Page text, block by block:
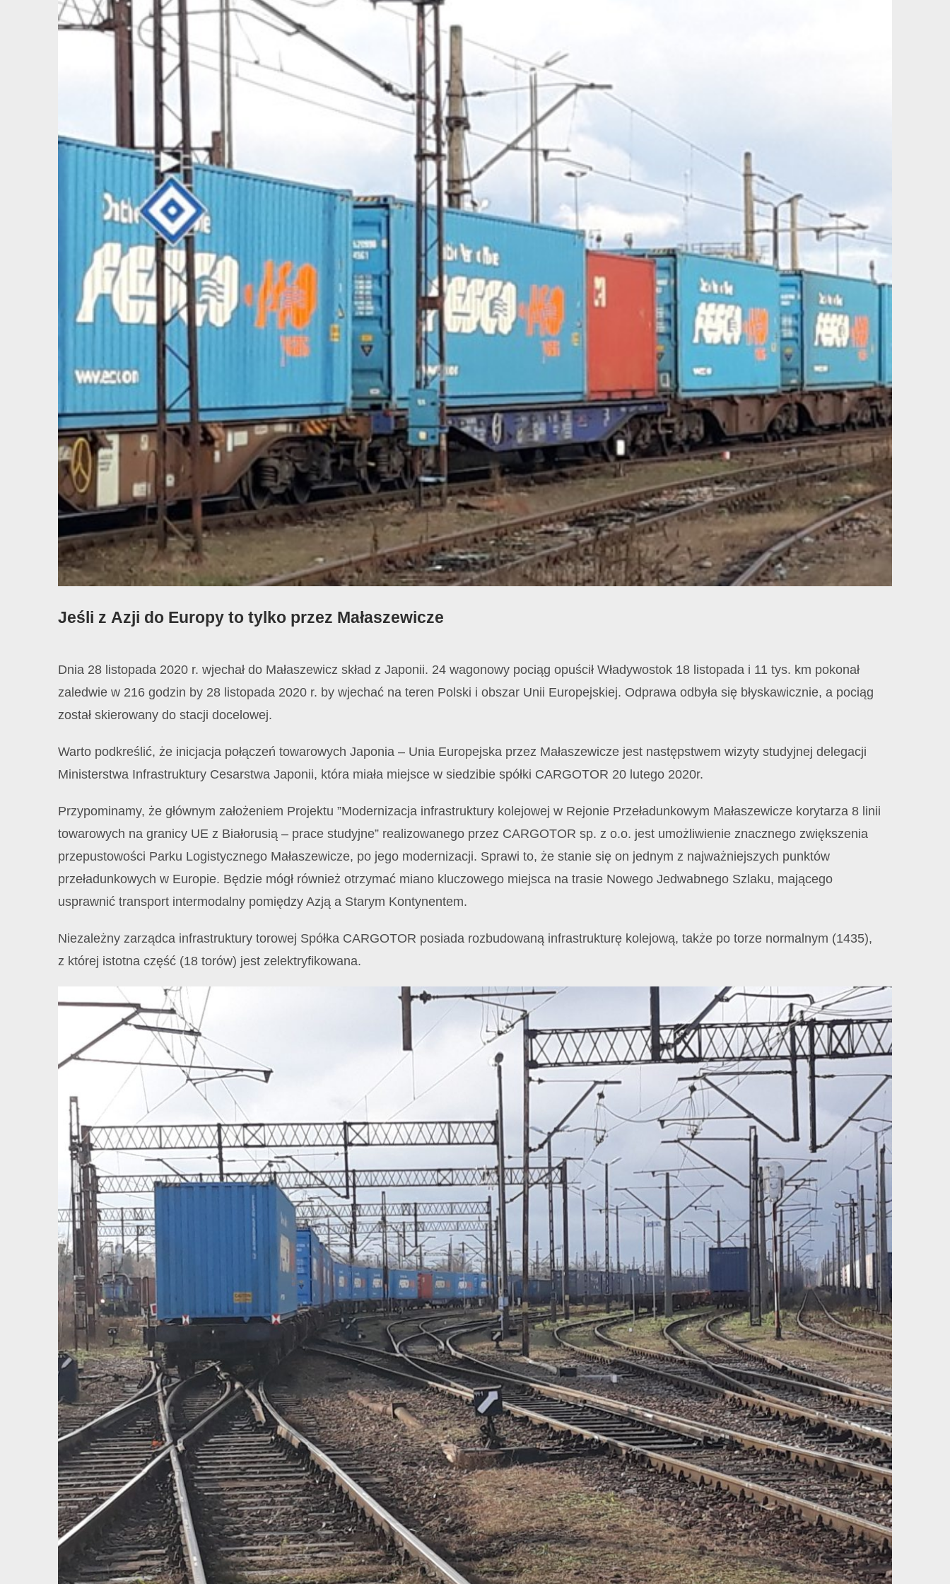
View
Larger
Jeśli z Azji do Europy to tylko przez Małaszewicze
Dnia 28 listopada 2020 r. wjechał do Małaszewicz skład z Japonii. 24 wagonowy pociąg opuścił Władywostok 18 listopada i 11 tys. km pokonał
zaledwie w 216 godzin by 28 listopada 2020 r. by wjechać na teren Polski i obszar Unii Europejskiej. Odprawa odbyła się błyskawicznie, a pociąg
został skierowany do stacji docelowej.
Warto podkreślić, że inicjacja połączeń towarowych Japonia – Unia Europejska przez Małaszewicze jest następstwem wizyty studyjnej delegacji
Ministerstwa Infrastruktury Cesarstwa Japonii, która miała miejsce w siedzibie spółki CARGOTOR 20 lutego 2020r.
Przypominamy, że głównym założeniem Projektu ”Modernizacja infrastruktury kolejowej w Rejonie Przeładunkowym Małaszewicze korytarza 8 linii
towarowych na granicy UE z Białorusią – prace studyjne” realizowanego przez CARGOTOR sp. z o.o. jest umożliwienie znacznego zwiększenia
przepustowości Parku Logistycznego Małaszewicze, po jego modernizacji. Sprawi to, że stanie się on jednym z najważniejszych punktów
przeładunkowych w Europie. Będzie mógł również otrzymać miano kluczowego miejsca na trasie Nowego Jedwabnego Szlaku, mającego
usprawnić transport intermodalny pomiędzy Azją a Starym Kontynentem.
Niezależny zarządca infrastruktury torowej Spółka CARGOTOR posiada rozbudowaną infrastrukturę kolejową, także po torze normalnym (1435),
z której istotna część (18 torów) jest zelektryfikowana.